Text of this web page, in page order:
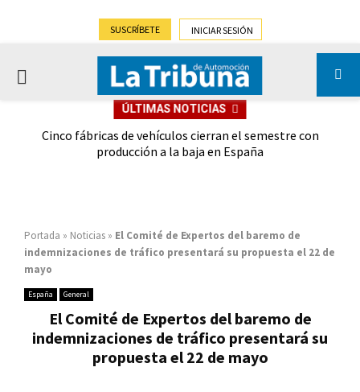
SUSCRÍBETE INICIAR SESIÓN
PRIMARY
ÚLTIMAS NOTICIAS
Cinco fábricas de vehículos cierran el semestre con
producción a la baja en España
Portada » Noticias » El Comité de Expertos del baremo de
indemnizaciones de tráfico presentará su propuesta el 22 de
mayo
España General
El Comité de Expertos del baremo de
indemnizaciones de tráfico presentará su
propuesta el 22 de mayo